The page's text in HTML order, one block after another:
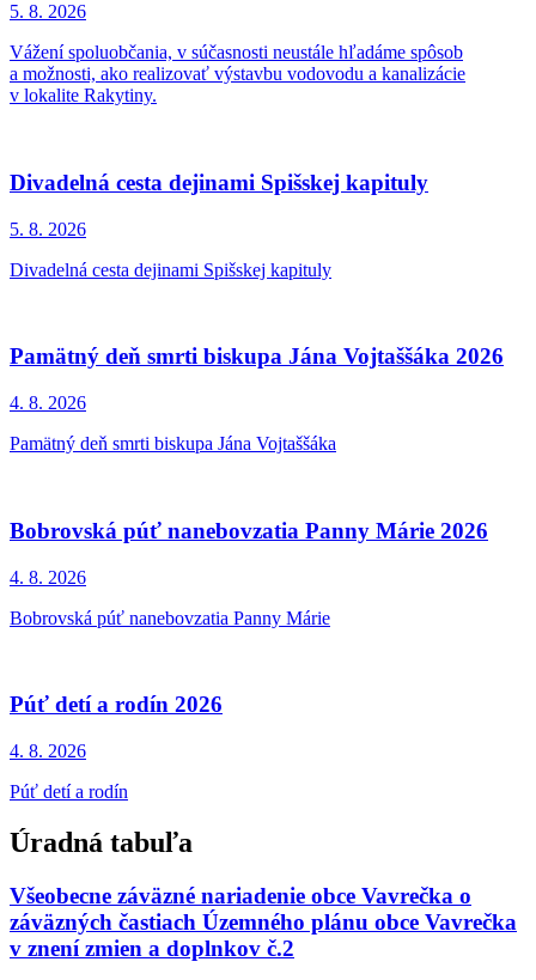
5. 8. 2026
Vážení spoluobčania, v súčasnosti neustále hľadáme spôsob
a možnosti, ako realizovať výstavbu vodovodu a kanalizácie
v lokalite Rakytiny.
Divadelná cesta dejinami Spišskej kapituly
5. 8. 2026
Divadelná cesta dejinami Spišskej kapituly
Pamätný deň smrti biskupa Jána Vojtaššáka 2026
4. 8. 2026
Pamätný deň smrti biskupa Jána Vojtaššáka
Bobrovská púť nanebovzatia Panny Márie 2026
4. 8. 2026
Bobrovská púť nanebovzatia Panny Márie
Púť detí a rodín 2026
4. 8. 2026
Púť detí a rodín
Úradná tabuľa
Všeobecne záväzné nariadenie obce Vavrečka o
záväzných častiach Územného plánu obce Vavrečka
v znení zmien a doplnkov č.2